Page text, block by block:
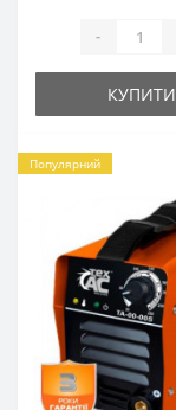
-
КУПИТИ
Популярний